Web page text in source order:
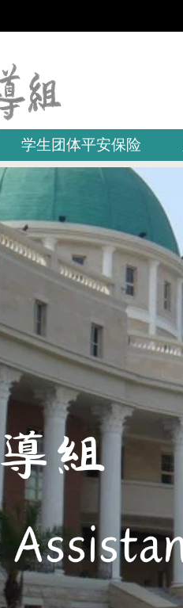
学生团体平安保险